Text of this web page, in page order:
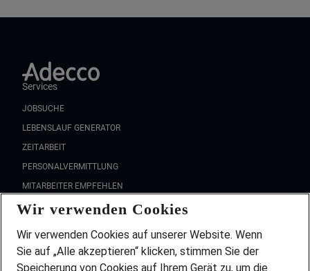
Services
JOBSUCHE
LEBENSLAUF GENERATOR
ZEITARBEIT
PERSONALVERMITTLUNG
MITARBEITER EMPFEHLEN
FAQ
Wir stellen ein!
DEINE BERUFSGRUPPE
DEINE LEBENSSITUATION
Wir verwenden Cookies
Wir verwenden Cookies auf unserer Website. Wenn
Sie auf „Alle akzeptieren“ klicken, stimmen Sie der
Speicherung von Cookies auf Ihrem Gerät zu, um die